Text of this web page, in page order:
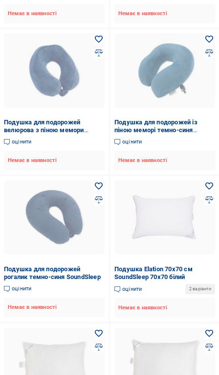
Немає в наявності Немає в наявності
Подушка для подорожей
велюрова з піною мемори
темно-синя SoundSleep
оцінити
Немає в наявності
Подушка для подорожей із
піною меморі темно-синя
SoundSleep
оцінити
Немає в наявності
Подушка для подорожей
рогалик темно-синя SoundSleep
оцінити
Немає в наявності
Подушка Elation 70х70 см
SoundSleep 70x70 білий
оцінити 2 варіанти
Немає в наявності